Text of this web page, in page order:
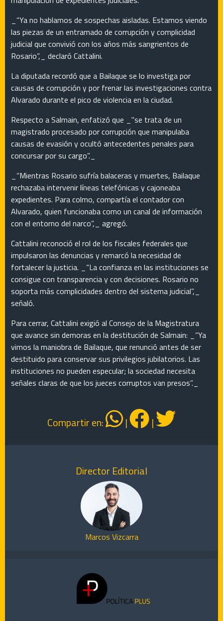
_“Ya no hablamos de sospechas aisladas. Estamos viendo
las piezas de un entramado de corrupción y complicidad
judicial que convivió con los años más sangrientos de
Rosario”,_ declaró Cattalini.
La diputada recordó que a Bailaque se lo investiga por
causas de corrupción y por frenar las investigaciones contra
Alvarado durante el pico de violencia en la ciudad.
Respecto a Salmain, enfatizó que _"se trata de un
magistrado procesado por corrupción que manipulaba
causas de evasión y ocultó antecedentes penales para
concursar por su cargo”._
_“Mientras Rosario sufría balaceras y muertes, Bailaque
rechazaba intervenir líneas telefónicas y cajoneaba
expedientes. Para colmo, compartía el contador con
Alvarado, quien funcionaba como un canal de información
con el entorno del narco”,_ agregó.
Cattalini reconoció el rol de los fiscales federales que
impulsaron las denuncias y remarcó la necesidad de
fortalecer la justicia. _“La confianza en las instituciones se
consigue con transparencia y con decisiones. Rosario no
soporta más complicidades dentro del sistema judicial”,_
señaló.
Para cerrar, Cattalini exigió al Consejo de la Magistratura
que avance sin demoras en la destitución de Salmain: _“Ya
vimos la maniobra de Bailaque, que renunció antes de ser
destituido para conservar sus privilegios jubilatorios. Las
instituciones no pueden especular; la sociedad necesita
señales claras de que los jueces corruptos van presos”._
Compartir en: | |
Director Editorial
Marcos Vizcarra